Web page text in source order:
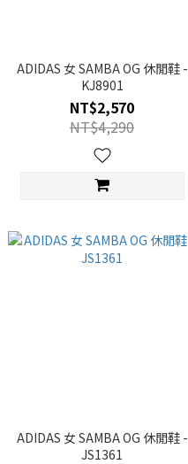
ADIDAS 女 SAMBA OG 休閒鞋 -
KJ8901
NT$2,570
NT$4,290
ADIDAS 女 SAMBA OG 休閒鞋 -
JS1361